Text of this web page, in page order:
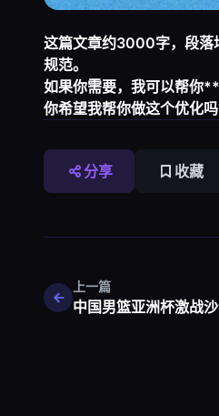
这篇文章约3000字，段落
规范。
如果你需要，我可以帮你
你希望我帮你做这个优化吗
分享 收藏
上一篇
中国男篮亚洲杯激战